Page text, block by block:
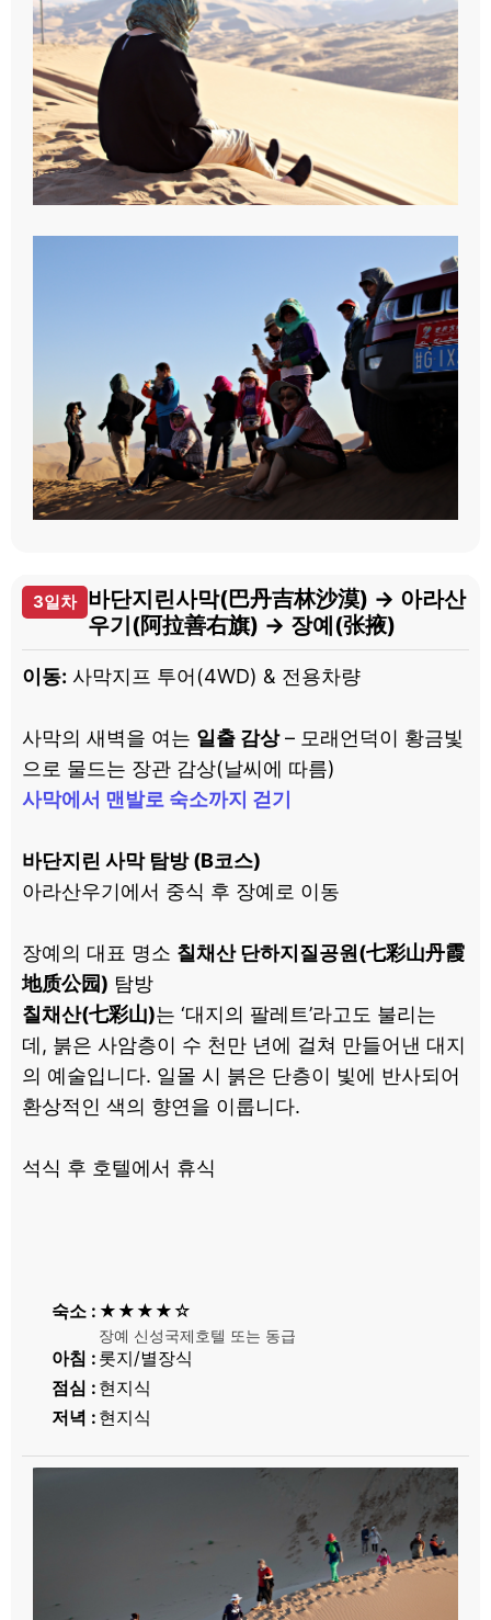
3일차 바단지린사막(巴丹吉林沙漠) → 아라산
우기(阿拉善右旗) → 장예(张掖)
이동: 사막지프 투어(4WD) & 전용차량
사막의 새벽을 여는 일출 감상– 모래언덕이 황금빛
으로 물드는 장관 감상(날씨에 따름)
사막에서 맨발로 숙소까지 걷기
바단지린 사막 탐방 (B코스)
아라산우기에서 중식 후 장예로 이동
장예의 대표 명소 칠채산 단하지질공원(七彩山丹霞
地质公园) 탐방
칠채산(七彩山)는 ‘대지의 팔레트’라고도 불리는
데, 붉은 사암층이 수 천만 년에 걸쳐 만들어낸 대지
의 예술입니다. 일몰 시 붉은 단층이 빛에 반사되어
환상적인 색의 향연을 이룹니다.
석식 후 호텔에서 휴식
숙소 ★★★★☆
장예 신성국제호텔 또는 동급
아침
롯지/별장식
점심
현지식
저녁
현지식